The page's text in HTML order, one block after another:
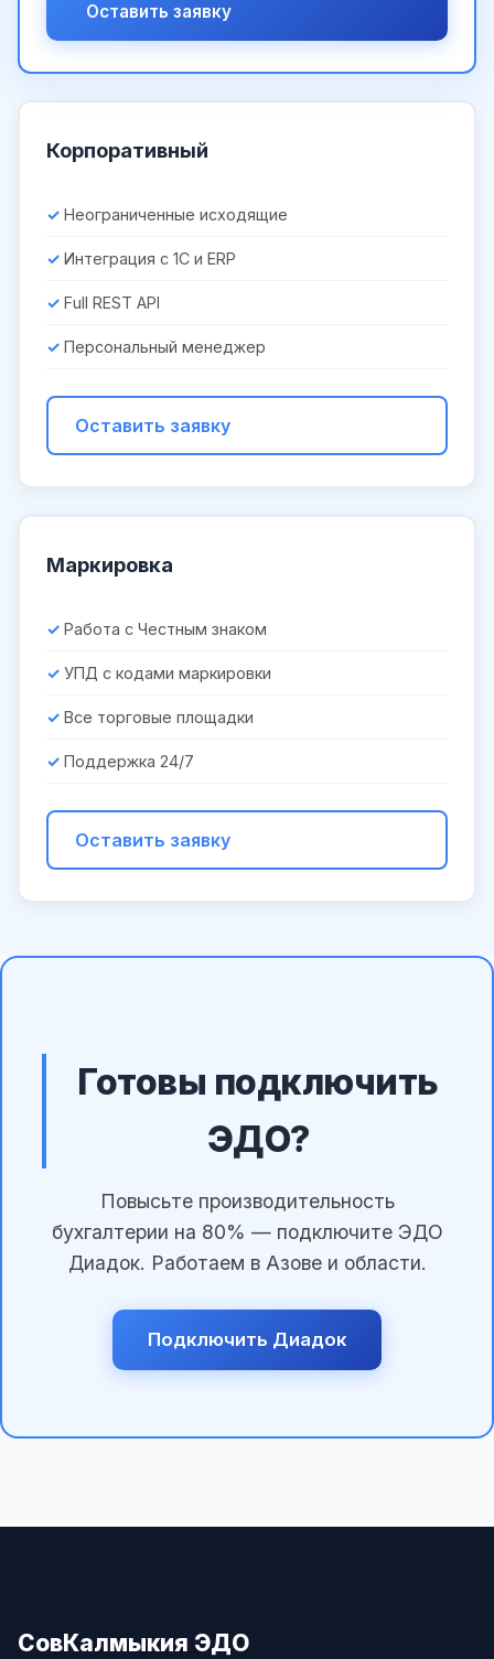
Оставить заявку
Корпоративный
Неограниченные исходящие
Интеграция с 1С и ERP
Full REST API
Персональный менеджер
Оставить заявку
Маркировка
Работа с Честным знаком
УПД с кодами маркировки
Все торговые площадки
Поддержка 24/7
Оставить заявку
Готовы подключить
ЭДО?
Повысьте производительность
бухгалтерии на 80% — подключите ЭДО
Диадок. Работаем в Азове и области.
Подключить Диадок
СовКалмыкия ЭДО